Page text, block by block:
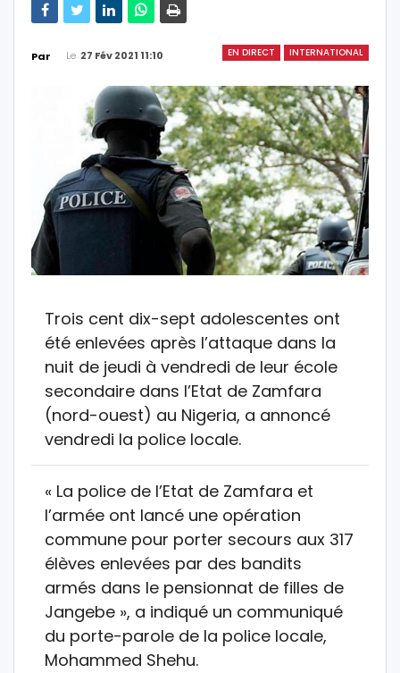
EN DIRECT INTERNATIONAL
Par Le 27 Fév 2021 11:10
Trois cent dix-sept adolescentes ont
été enlevées après l’attaque dans la
nuit de jeudi à vendredi de leur école
secondaire dans l’Etat de Zamfara
(nord-ouest) au Nigeria, a annoncé
vendredi la police locale.
« La police de l’Etat de Zamfara et
l’armée ont lancé une opération
commune pour porter secours aux 317
élèves enlevées par des bandits
armés dans le pensionnat de filles de
Jangebe », a indiqué un communiqué
du porte-parole de la police locale,
Mohammed Shehu.